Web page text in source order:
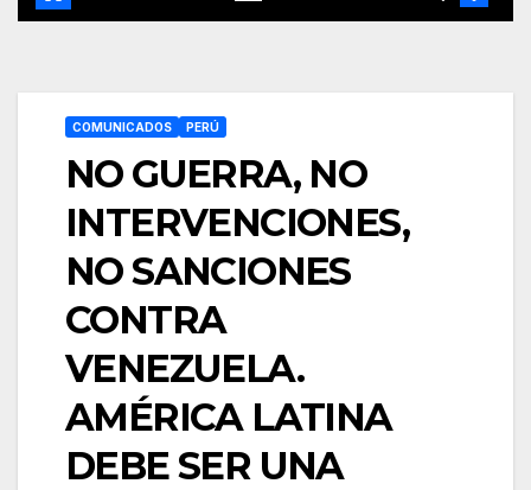
COMUNICADOS PERÚ
NO GUERRA, NO
INTERVENCIONES,
NO SANCIONES
CONTRA
VENEZUELA.
AMÉRICA LATINA
DEBE SER UNA